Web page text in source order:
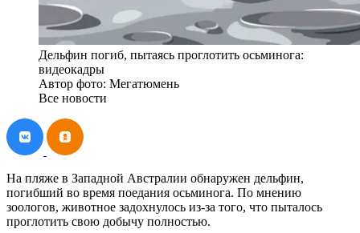
Дельфин погиб, пытаясь проглотить осьминога:
видеокадры
Автор фото: Мегатюмень
Все новости
На пляже в Западной Австралии обнаружен дельфин,
погибший во время поедания осьминога. По мнению
зоологов, животное задохнулось из-за того, что пыталось
проглотить свою добычу полностью.